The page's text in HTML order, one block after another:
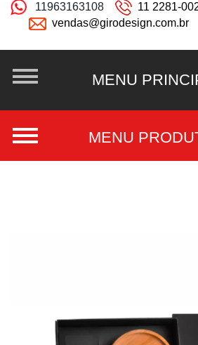
11963163108
11 2281-
vendas@girodesign.com.br